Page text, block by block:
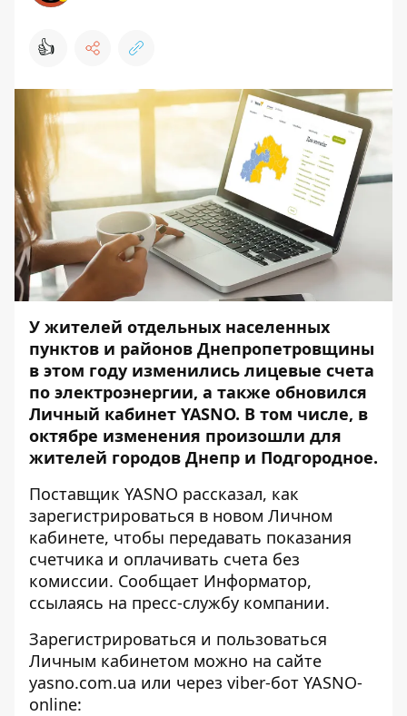
👍
У жителей отдельных населенных
пунктов и районов Днепропетровщины
в этом году изменились лицевые счета
по электроэнергии, а также обновился
Личный кабинет YASNO. В том числе, в
октябре изменения произошли для
жителей городов Днепр и Подгородное.
Поставщик YASNO рассказал, как
зарегистрироваться в новом Личном
кабинете, чтобы передавать показания
счетчика и оплачивать счета без
комиссии. Сообщает Информатор,
ссылаясь на пресс-службу компании.
Зарегистрироваться и пользоваться
Личным кабинетом можно на сайте
yasno.com.ua или через viber-бот YASNO-
online: